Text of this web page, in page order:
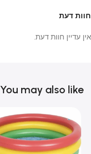
חוות דעת
אין עדיין חוות דעת.
You may also like